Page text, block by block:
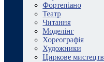
Фортепіано
Театр
Читання
Моделінг
Хореографія
Художники
Циркове